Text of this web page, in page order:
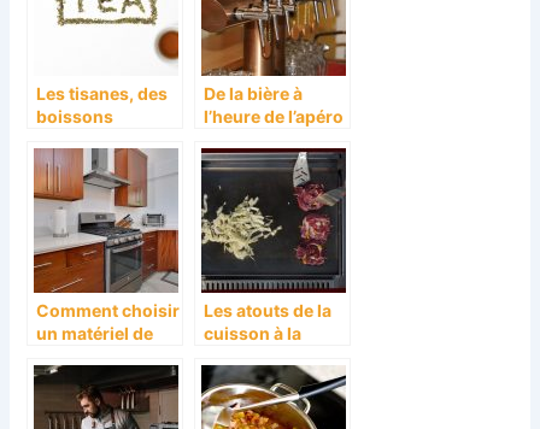
Les tisanes, des
boissons
l’organisme
De la bière à
l’heure de l’apéro
Comment choisir
un matériel de
Les atouts de la
cuisson à la